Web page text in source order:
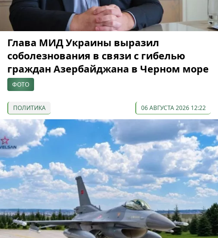
Глава МИД Украины выразил
соболезнования в связи с гибелью
граждан Азербайджана в Черном море
ФОТО
ПОЛИТИКА 06 АВГУСТА 2026 12:22